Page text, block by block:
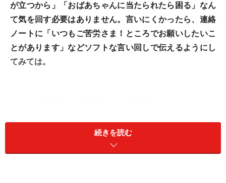
が立つから」「おばあちゃんに当たられたら困る」なん
て気を回す必要はありません。言いにくかったら、連絡
ノートに「いつもご苦労さま！ところでお願いしたいこ
とがあります」などソフトな言い回しで伝えるようにし
てみては。
おこないます。もしも必要なケアだと思ったら、ケアマ
ネージャーさんと相談し、契約内容そのものを見直して
続きを読む